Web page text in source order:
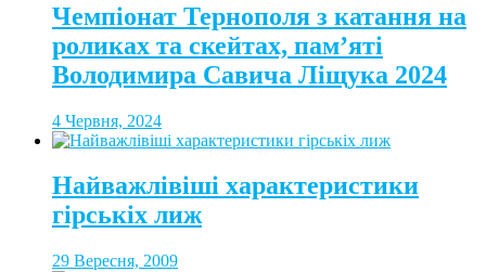
Чемпіонат Тернополя з катання на
роликах та скейтах, пам’яті
Володимира Савича Ліщука 2024
4 Червня, 2024
Найважлівіші характеристики
гірськіх лиж
29 Вересня, 2009